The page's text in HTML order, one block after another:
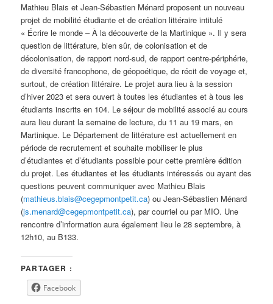
Mathieu Blais et Jean-Sébastien Ménard proposent un nouveau
projet de mobilité étudiante et de création littéraire intitulé
« Écrire le monde – À la découverte de la Martinique ». Il y sera
question de littérature, bien sûr, de colonisation et de
décolonisation, de rapport nord-sud, de rapport centre-périphérie,
de diversité francophone, de géopoétique, de récit de voyage et,
surtout, de création littéraire. Le projet aura lieu à la session
d’hiver 2023 et sera ouvert à toutes les étudiantes et à tous les
étudiants inscrits en 104. Le séjour de mobilité associé au cours
aura lieu durant la semaine de lecture, du 11 au 19 mars, en
Martinique. Le Département de littérature est actuellement en
période de recrutement et souhaite mobiliser le plus
d’étudiantes et d’étudiants possible pour cette première édition
du projet. Les étudiantes et les étudiants intéressés ou ayant des
questions peuvent communiquer avec Mathieu Blais
(mathieus.blais@cegepmontpetit.ca) ou Jean-Sébastien Ménard
(js.menard@cegepmontpetit.ca), par courriel ou par MIO. Une
rencontre d’information aura également lieu le 28 septembre, à
12h10, au B133.
PARTAGER :
Facebook